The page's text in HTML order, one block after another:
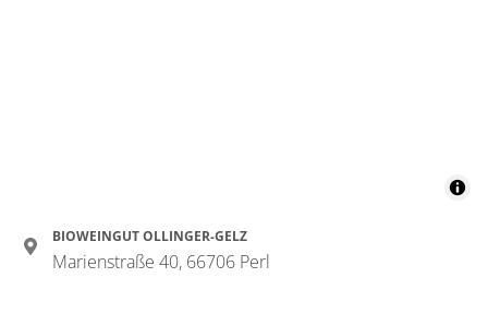
BIOWEINGUT OLLINGER-GELZ
Marienstraße 40, 66706 Perl